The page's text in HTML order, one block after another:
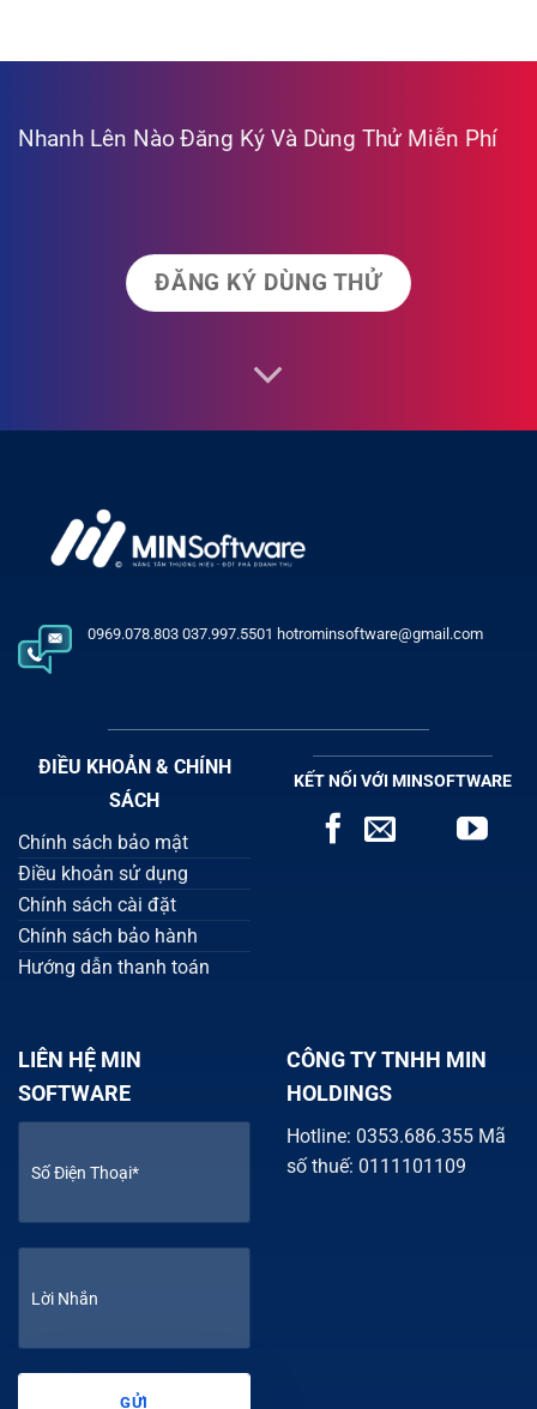
Nhanh Lên Nào Đăng Ký Và Dùng Thử Miễn Phí
ĐĂNG KÝ DÙNG THỬ
0969.078.803 037.997.5501 hotrominsoftware@gmail.com
ĐIỀU KHOẢN & CHÍNH
SÁCH
Chính sách bảo mật
Điều khoản sử dụng
Chính sách cài đặt
Chính sách bảo hành
Hướng dẫn thanh toán
KẾT NỐI VỚI MINSOFTWARE
LIÊN HỆ MIN
SOFTWARE
CÔNG TY TNHH MIN
HOLDINGS
Hotline: 0353.686.355 Mã
số thuế: 0111101109